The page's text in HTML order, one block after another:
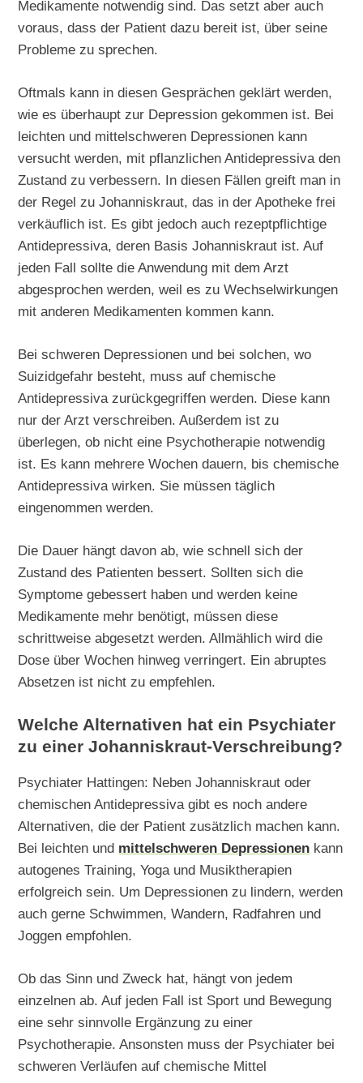
Medikamente notwendig sind. Das setzt aber auch
voraus, dass der Patient dazu bereit ist, über seine
Probleme zu sprechen.
Oftmals kann in diesen Gesprächen geklärt werden,
wie es überhaupt zur Depression gekommen ist. Bei
leichten und mittelschweren Depressionen kann
versucht werden, mit pflanzlichen Antidepressiva den
Zustand zu verbessern. In diesen Fällen greift man in
der Regel zu Johanniskraut, das in der Apotheke frei
verkäuflich ist. Es gibt jedoch auch rezeptpflichtige
Antidepressiva, deren Basis Johanniskraut ist. Auf
jeden Fall sollte die Anwendung mit dem Arzt
abgesprochen werden, weil es zu Wechselwirkungen
mit anderen Medikamenten kommen kann.
Bei schweren Depressionen und bei solchen, wo
Suizidgefahr besteht, muss auf chemische
Antidepressiva zurückgegriffen werden. Diese kann
nur der Arzt verschreiben. Außerdem ist zu
überlegen, ob nicht eine Psychotherapie notwendig
ist. Es kann mehrere Wochen dauern, bis chemische
Antidepressiva wirken. Sie müssen täglich
eingenommen werden.
Die Dauer hängt davon ab, wie schnell sich der
Zustand des Patienten bessert. Sollten sich die
Symptome gebessert haben und werden keine
Medikamente mehr benötigt, müssen diese
schrittweise abgesetzt werden. Allmählich wird die
Dose über Wochen hinweg verringert. Ein abruptes
Absetzen ist nicht zu empfehlen.
Welche Alternativen hat ein Psychiater
zu einer Johanniskraut-Verschreibung?
Psychiater Hattingen: Neben Johanniskraut oder
chemischen Antidepressiva gibt es noch andere
Alternativen, die der Patient zusätzlich machen kann.
Bei leichten und mittelschweren Depressionen kann
autogenes Training, Yoga und Musiktherapien
erfolgreich sein. Um Depressionen zu lindern, werden
auch gerne Schwimmen, Wandern, Radfahren und
Joggen empfohlen.
Ob das Sinn und Zweck hat, hängt von jedem
einzelnen ab. Auf jeden Fall ist Sport und Bewegung
eine sehr sinnvolle Ergänzung zu einer
Psychotherapie. Ansonsten muss der Psychiater bei
schweren Verläufen auf chemische Mittel